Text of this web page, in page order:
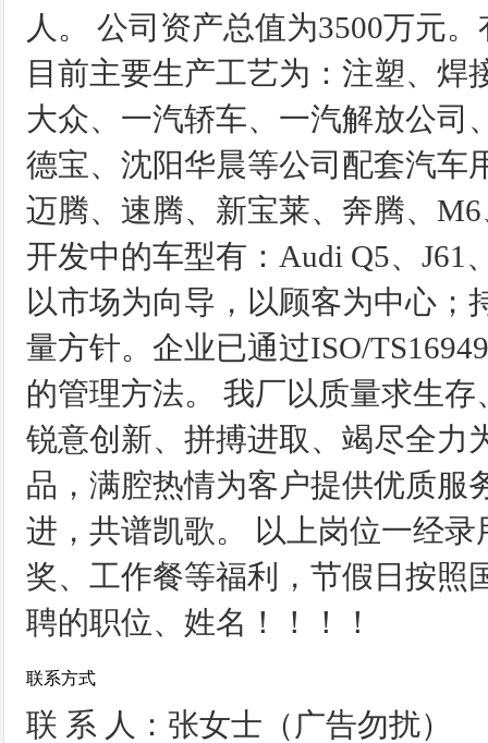
人。 公司资产总值为3500万元
目前主要生产工艺为：注塑、焊
大众、一汽轿车、一汽解放公司
德宝、沈阳华晨等公司配套汽车
迈腾、速腾、新宝莱、奔腾、
开发中的车型有：Audi Q5、J61
以市场为向导，以顾客为中心
量方针。企业已通过ISO/
的管理方法。 我厂以质量求生
锐意创新、拼搏进取、竭尽全力
品，满腔热情为客户提供优质服
进，共谱凯歌。 以上岗位一经
奖、工作餐等福利，节假日按照
聘的职位、姓名！！！！
联系方式
联 系 人：张女士（广告勿扰）